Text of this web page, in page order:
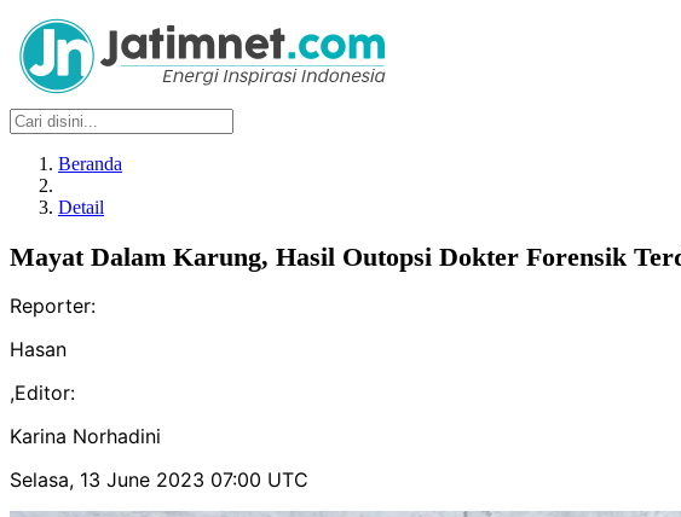
Beranda
Detail
Mayat Dalam Karung, Hasil Outopsi Dokter Forensik
Reporter:
Hasan
,Editor:
Karina Norhadini
Selasa, 13 June 2023 07:00 UTC